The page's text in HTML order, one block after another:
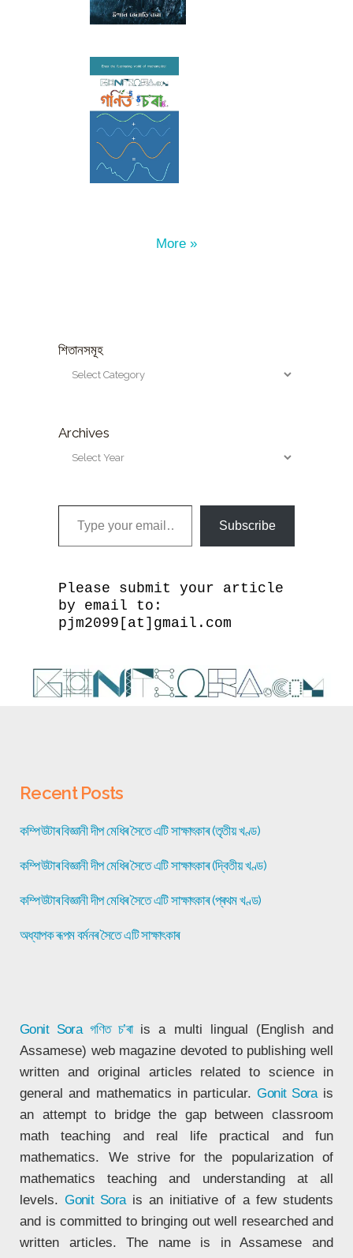
More »
শিতানসমূহ
Archives
Type your email…
Subscribe
Please submit your article
by email to:
pjm2099[at]gmail.com
Recent Posts
কম্পিউটাৰ বিজ্ঞানী দীপ মেধিৰ সৈতে এটি সাক্ষাৎকাৰ (তৃতীয় খণ্ড)
কম্পিউটাৰ বিজ্ঞানী দীপ মেধিৰ সৈতে এটি সাক্ষাৎকাৰ (দ্বিতীয় খণ্ড)
কম্পিউটাৰ বিজ্ঞানী দীপ মেধিৰ সৈতে এটি সাক্ষাৎকাৰ (প্ৰথম খণ্ড)
অধ্যাপক ৰূপম বৰ্মনৰ সৈতে এটি সাক্ষাৎকাৰ
Gonit Sora গণিত চ’ৰাis a multi lingual (English and
Assamese) web magazine devoted to publishing well
written and original articles related to science in
general and mathematics in particular.Gonit Sorais
an attempt to bridge the gap between classroom
math teaching and real life practical and fun
mathematics. We strive for the popularization of
mathematics teaching and understanding at all
levels.Gonit Sorais an initiative of a few students
and is committed to bringing out well researched and
written articles. The name is in Assamese and